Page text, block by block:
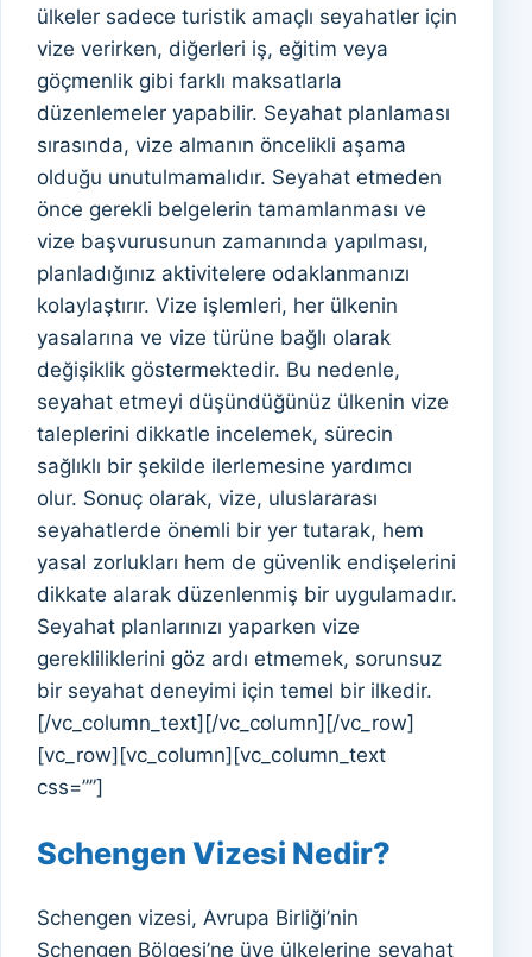
ülkeler sadece turistik amaçlı seyahatler için
vize verirken, diğerleri iş, eğitim veya
göçmenlik gibi farklı maksatlarla
düzenlemeler yapabilir. Seyahat planlaması
sırasında, vize almanın öncelikli aşama
olduğu unutulmamalıdır. Seyahat etmeden
önce gerekli belgelerin tamamlanması ve
vize başvurusunun zamanında yapılması,
planladığınız aktivitelere odaklanmanızı
kolaylaştırır. Vize işlemleri, her ülkenin
yasalarına ve vize türüne bağlı olarak
değişiklik göstermektedir. Bu nedenle,
seyahat etmeyi düşündüğünüz ülkenin vize
taleplerini dikkatle incelemek, sürecin
sağlıklı bir şekilde ilerlemesine yardımcı
olur. Sonuç olarak, vize, uluslararası
seyahatlerde önemli bir yer tutarak, hem
yasal zorlukları hem de güvenlik endişelerini
dikkate alarak düzenlenmiş bir uygulamadır.
Seyahat planlarınızı yaparken vize
gerekliliklerini göz ardı etmemek, sorunsuz
bir seyahat deneyimi için temel bir ilkedir.
[/vc_column_text][/vc_column][/vc_row]
[vc_row][vc_column][vc_column_text
css=””]
Schengen Vizesi Nedir?
Schengen vizesi, Avrupa Birliği’nin
Schengen Bölgesi’ne üye ülkelerine seyahat